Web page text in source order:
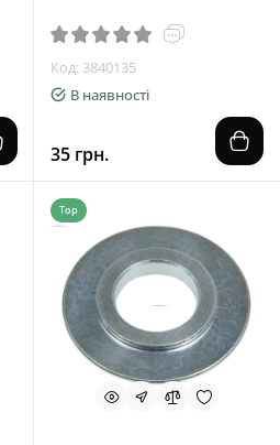
Код: 3840135
В наявності
35 грн.
Top